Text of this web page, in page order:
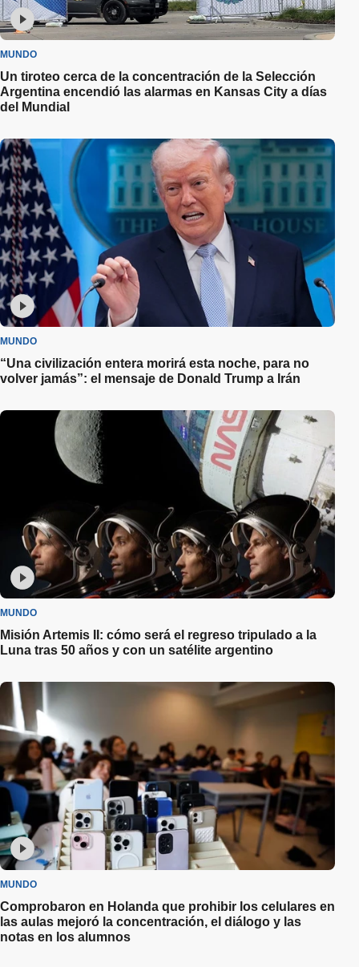
MUNDO
Un tiroteo cerca de la concentración de la Selección
Argentina encendió las alarmas en Kansas City a días
del Mundial
MUNDO
“Una civilización entera morirá esta noche, para no
volver jamás”: el mensaje de Donald Trump a Irán
MUNDO
Misión Artemis II: cómo será el regreso tripulado a la
Luna tras 50 años y con un satélite argentino
MUNDO
Comprobaron en Holanda que prohibir los celulares en
las aulas mejoró la concentración, el diálogo y las
notas en los alumnos